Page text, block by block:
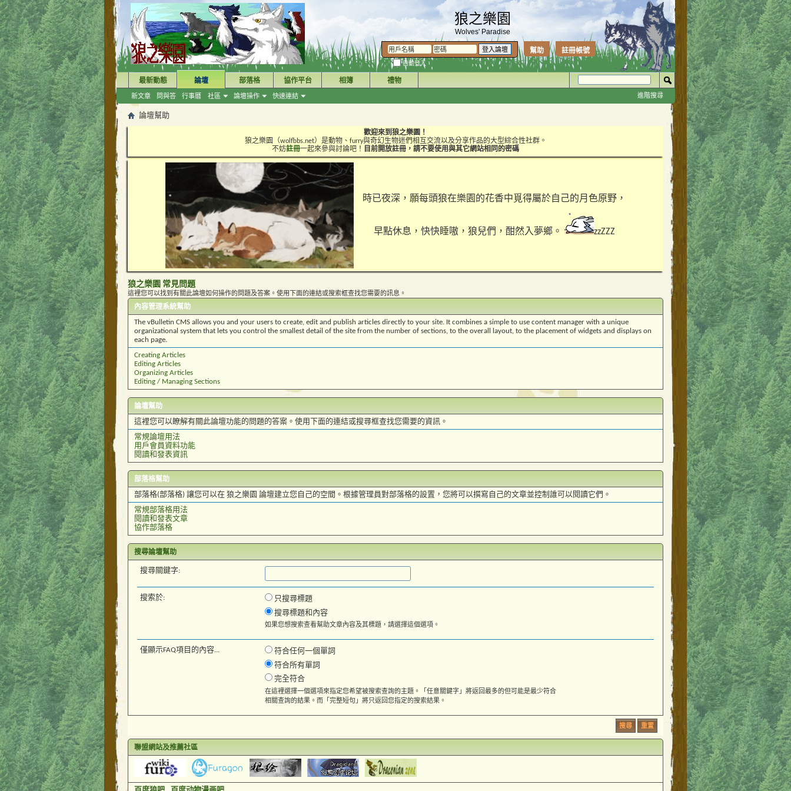
狼之樂園
Wolves' Paradise
註冊帳號
幫助
自動登入
最新動態 論壇
新文章 問與答 行事曆 社區 論壇操作 快速連結
部落格 協作平台 相簿 禮物
進階搜尋
論壇幫助
歡迎來到狼之樂園！
狼之樂園（wolfbbs.net）是動物、furry與奇幻生物迷們相互交流以及分享作品的大型綜合性社群。
不妨註冊一起來參與討論吧！ 目前開放註冊，請不要使用與其它網站相同的密碼
時已夜深，願每頭狼在樂園的花香中覓得屬於自己的月色原野，
早點休息，快快睡嗷，狼兒們，酣然入夢鄉。 zzZZZ
狼之樂園 常見問題
這裡您可以找到有關此論壇如何操作的問題及答案。使用下面的連結或搜索框查找您需要的訊息。
內容管理系統幫助
The vBulletin CMS allows you and your users to create, edit and publish articles directly to your site. It combines a simple to use content manager with a unique
organizational system that lets you control the smallest detail of the site from the number of sections, to the overall layout, to the placement of widgets and displays on
each page.
Creating Articles
Editing Articles
Organizing Articles
Editing / Managing Sections
論壇幫助
這裡您可以瞭解有關此論壇功能的問題的答案。使用下面的連結或搜尋框查找您需要的資訊。
常規論壇用法
用戶會員資料功能
閱讀和發表資訊
部落格幫助
部落格(部落格) 讓您可以在 狼之樂園 論壇建立您自己的空間。根據管理員對部落格的設置，您將可以撰寫自己的文章並控制誰可以閱讀它們。
常規部落格用法
閱讀和發表文章
協作部落格
搜尋論壇幫助
搜尋關鍵字:
搜索於:
只搜尋標題
搜尋標題和內容
如果您想搜索查看幫助文章內容及其標題，請選擇這個選項。
僅顯示FAQ項目的內容...
符合任何一個單詞
符合所有單詞
完全符合
在這裡選擇一個選項來指定您希望被搜索查詢的主題。「任意關鍵字」將返回最多的但可能是最少符合
相關查詢的結果。而「完整短句」將只返回您指定的搜索結果。
聯盟網站及推薦社區